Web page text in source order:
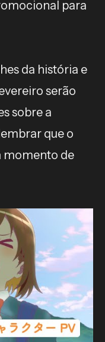
para
da história e
serão
sobre a
que o
momento de